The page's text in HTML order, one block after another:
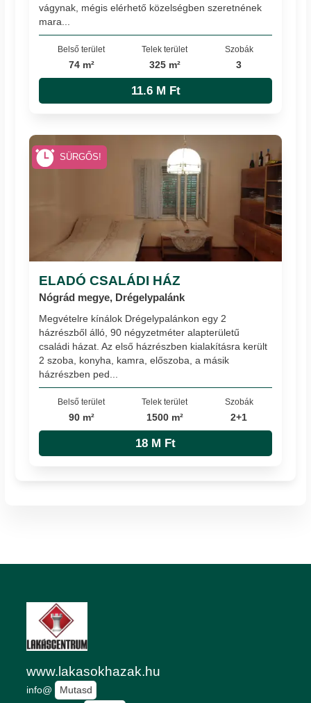
vágynak, mégis elérhető közelségben szeretnének
mara...
Belső terület
74 m²
Telek terület
325 m²
Szobák
3
11.6 M Ft
ELADÓ CSALÁDI HÁZ
Nógrád megye, Drégelypalánk
Megvételre kínálok Drégelypalánkon egy 2
házrészből álló, 90 négyzetméter alapterületű
családi házat. Az első házrészben kialakításra került
2 szoba, konyha, kamra, előszoba, a másik
házrészben ped...
Belső terület
90 m²
Telek terület
1500 m²
Szobák
2+1
18 M Ft
SÜRGŐS!
www.lakasokhazak.hu
info@
Mutasd